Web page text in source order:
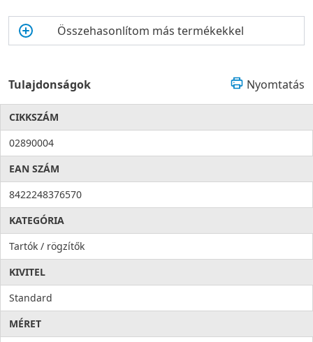
Összehasonlítom más termékekkel
Tulajdonságok Nyomtatás
CIKKSZÁM
02890004
EAN SZÁM
8422248376570
KATEGÓRIA
Tartók / rögzítők
KIVITEL
Standard
MÉRET